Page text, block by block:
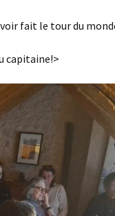
fait le tour du
capitaine!>